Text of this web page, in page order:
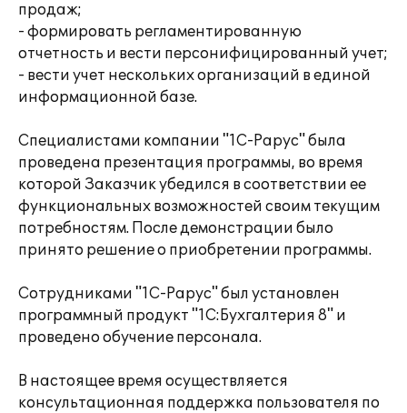
продаж;
- формировать регламентированную
отчетность и вести персонифицированный учет;
- вести учет нескольких организаций в единой
информационной базе.
Специалистами компании "1С-Рарус" была
проведена презентация программы, во время
которой Заказчик убедился в соответствии ее
функциональных возможностей своим текущим
потребностям. После демонстрации было
принято решение о приобретении программы.
Сотрудниками "1С-Рарус" был установлен
программный продукт "1С:Бухгалтерия 8" и
проведено обучение персонала.
В настоящее время осуществляется
консультационная поддержка пользователя по